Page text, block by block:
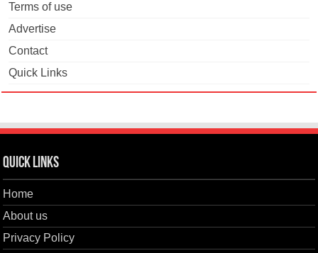
Terms of use
Advertise
Contact
Quick Links
Quick Links
Home
About us
Privacy Policy